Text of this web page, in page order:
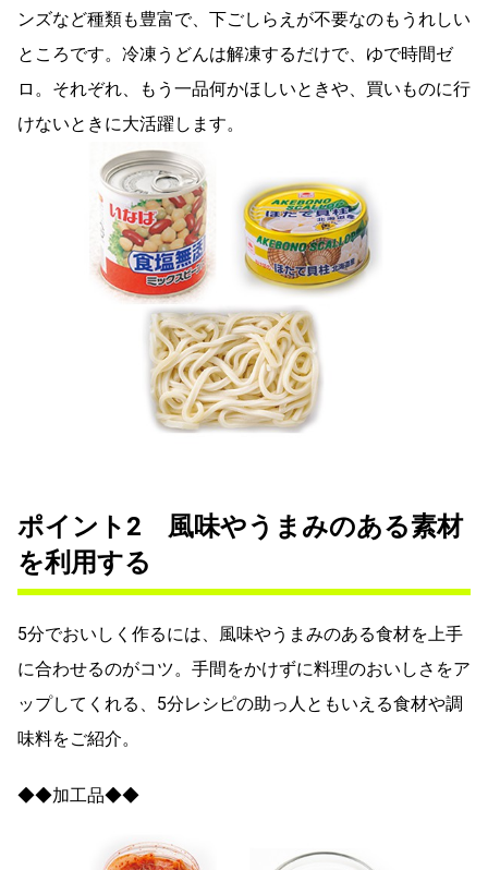
ンズなど種類も豊富で、下ごしらえが不要なのもうれしい
ところです。冷凍うどんは解凍するだけで、ゆで時間ゼ
ロ。それぞれ、もう一品何かほしいときや、買いものに行
けないときに大活躍します。
ポイント2 風味やうまみのある素材
を利用する
5分でおいしく作るには、風味やうまみのある食材を上手
に合わせるのがコツ。手間をかけずに料理のおいしさをア
ップしてくれる、5分レシピの助っ人ともいえる食材や調
味料をご紹介。
◆◆加工品◆◆